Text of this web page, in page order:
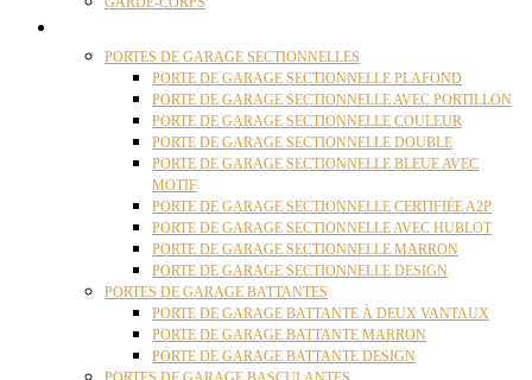
PORTES DE GARAGE SECTIONNELLES
PORTE DE GARAGE SECTIONNELLE PLAFOND
PORTE DE GARAGE SECTIONNELLE AVEC PORTILLON
PORTE DE GARAGE SECTIONNELLE COULEUR
PORTE DE GARAGE SECTIONNELLE DOUBLE
PORTE DE GARAGE SECTIONNELLE BLEUE AVEC
MOTIF
PORTE DE GARAGE SECTIONNELLE CERTIFIÉE A2P
PORTE DE GARAGE SECTIONNELLE AVEC HUBLOT
PORTE DE GARAGE SECTIONNELLE MARRON
PORTE DE GARAGE SECTIONNELLE DESIGN
PORTES DE GARAGE BATTANTES
PORTE DE GARAGE BATTANTE À DEUX VANTAUX
PORTE DE GARAGE BATTANTE MARRON
PORTE DE GARAGE BATTANTE DESIGN